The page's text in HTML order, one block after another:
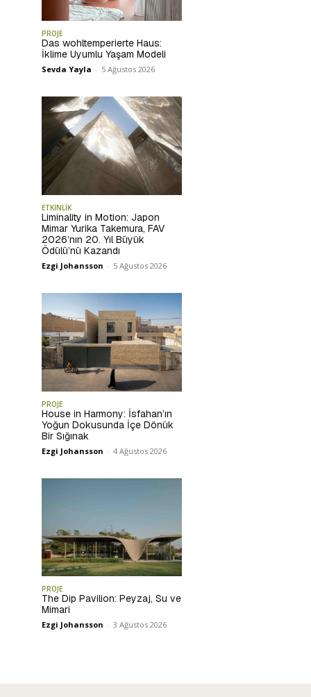
PROJE
Das wohltemperierte Haus:
İklime Uyumlu Yaşam Modeli
Sevda Yayla - 5 Ağustos 2026
ETKİNLİK
Liminality in Motion: Japon
Mimar Yurika Takemura, FAV
2026’nın 20. Yıl Büyük
Ödülü’nü Kazandı
Ezgi Johansson - 5 Ağustos 2026
PROJE
House in Harmony: İsfahan’ın
Yoğun Dokusunda İçe Dönük
Bir Sığınak
Ezgi Johansson - 4 Ağustos 2026
PROJE
The Dip Pavilion: Peyzaj, Su ve
Mimari
Ezgi Johansson - 3 Ağustos 2026